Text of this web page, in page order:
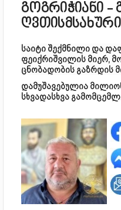
გოგრიჭიანი -
ღვთისმსახური
საიტი შექმნილი და
ფეიქრიშვილის მიერ,
ცნობადობის გაზრდის
დამუშავებულია
სხვადასხვა